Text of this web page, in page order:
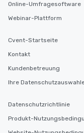
Online-Umfragesoftware
Webinar-Plattform
Cvent-Startseite
Kontakt
Kundenbetreuung
Ihre
Datenschutzrichtlinie
Produkt-